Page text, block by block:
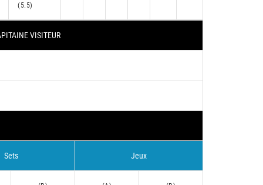
(5.5)
VISITEUR
Sets Jeux